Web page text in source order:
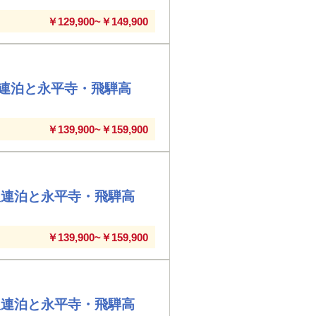
￥129,900~￥149,900
泊と永平寺・飛騨高
￥139,900~￥159,900
泊と永平寺・飛騨高
￥139,900~￥159,900
泊と永平寺・飛騨高